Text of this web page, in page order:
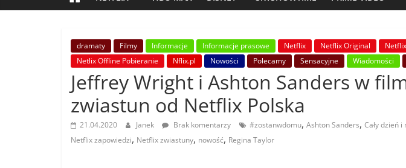
dramaty Filmy Informacje Informacje prasowe Netflix Netflix Original
Netlix Offline Pobieranie
Nflix.pl Nowości Polecamy Sensacyjne Wiadomości
Jeffrey Wright i Ashton Sanders w
zwiastun od Netflix Polska
21.04.2020 Janek Brak komentarzy #zostanwdomu, Ashton Sanders, Cały dzień i
Netflix zapowiedzi, Netflix zwiastuny, nowość, Regina Taylor